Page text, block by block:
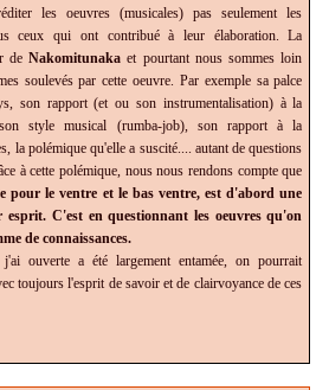
les oeuvres (musicales) pas seulement les
ceux qui ont contribué à leur élaboration. La
deNakomitunaka et pourtant nous sommes loin
soulevés par cette oeuvre. Par exemple sa palce
son rapport (et ou son instrumentalisation) à la
style musical (rumba-job), son rapport à la
la polémique qu'elle a suscité.... autant de questions
à cette polémique, nous nous rendons compte que
pour le ventre et le bas ventre, est d'abord une
esprit. C'est en questionnant les oeuvres qu'on
de connaissances.
ouverte a été largement entamée, on pourrait
toujours l'esprit de savoir et de clairvoyance de ces